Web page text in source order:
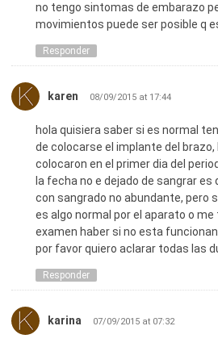
no tengo sintomas de embarazo
movimientos puede ser posible q
Responder
karen 08/09/2015 at 17:44
hola quisiera saber si es normal
de colocarse el implante del brazo,
colocaron en el primer dia del
la fecha no e dejado de sangrar es
con sangrado no abundante, pero
es algo normal por el aparato o me
examen haber si no esta
por favor quiero aclarar todas las
Responder
karina 07/09/2015 at 07:32